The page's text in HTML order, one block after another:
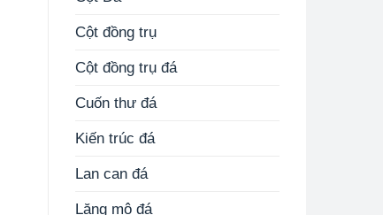
Cột đồng trụ
Cột đồng trụ đá
Cuốn thư đá
Kiến trúc đá
Lan can đá
Lăng mộ đá